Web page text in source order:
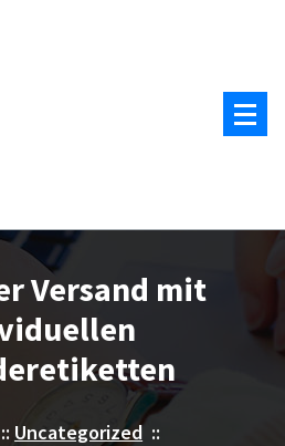
Versand mit
:: Uncategorized::